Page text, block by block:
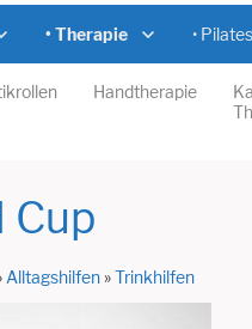
• Therapie • Pilates
Handtherapie
Cup
Alltagshilfen»Trinkhilfen